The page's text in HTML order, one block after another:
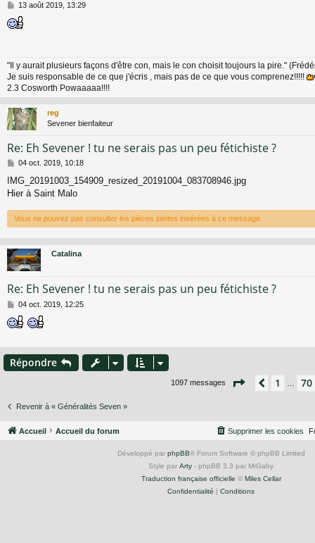
M
e
s
e
13 août 2019, 13:29
"Il y aurait plusieurs façons d'être con, mais le con choisit toujours la pire."
Je suis responsable de ce que j'écris , mais pas de ce que vous comprenez!!!!!
2.3 Cosworth Powaaaaa!!!!
reg
Sevener bienfaiteur
Re: Eh Sevener ! tu ne serais pas un peu fétichiste ?
M
s
s
g
e
04 oct. 2019, 10:18
IMG_20191003_154909_resized_20191004_083708946.jpg
Hier à Saint Malo
Vous ne pouvez pas consulter les pièces jointes insérées à ce message.
Catalina
Re: Eh Sevener ! tu ne serais pas un peu fétichiste ?
M
e
s
g
e
04 oct. 2019, 12:25
Répondre
1097 messages Page 72 sur74
1 70
Revenir à « Généralités Seven »
Accueil Accueil du forum Supprimer les cookies
Développé par phpBB® Forum Software © phpBB Limited
Style par Arty - phpBB 3.3 par MrGaby
Traduction française officielle © Miles Cellar
Confidentialité | Conditions